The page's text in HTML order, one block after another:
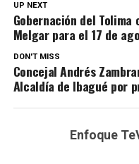
UP NEXT
Gobernación del
Melgar para el 17 de
DON'T MISS
Concejal Andrés
Alcaldía de Ibagué por
Enfoque